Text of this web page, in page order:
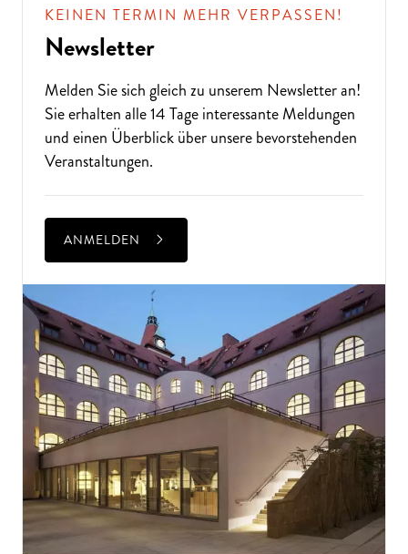
KEINEN TERMIN MEHR VERPASSEN!
Newsletter
Melden Sie sich gleich zu unserem Newsletteran!
Sie erhalten alle 14 Tage interessante Meldungen
und einen Überblick über unsere bevorstehenden
Veranstaltungen.
ANMELDEN